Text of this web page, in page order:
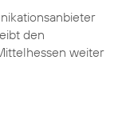
den
weiter